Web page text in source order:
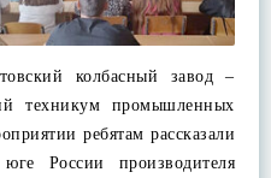
колбасный завод –
промышленных
ребятам рассказали
России производителя